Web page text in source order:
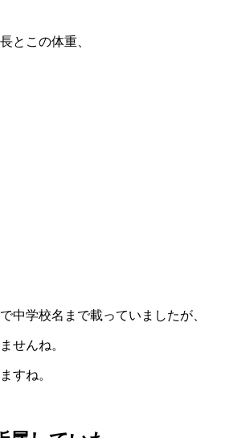
とこの体重、
中学校名まで載っていましたが、
せんね。
すね。